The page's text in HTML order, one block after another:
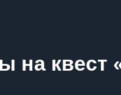
на квест